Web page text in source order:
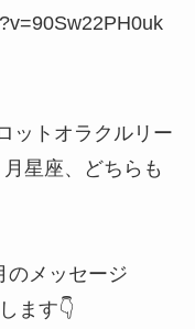
ットオラクルリー
星座、どちらも
のメッセージ
ます👇